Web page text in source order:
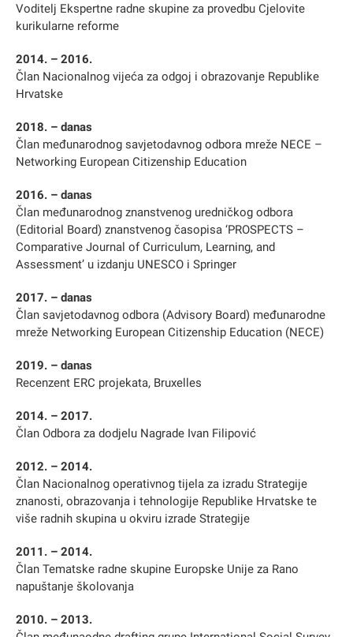
Voditelj Ekspertne radne skupine za provedbu Cjelovite
kurikularne reforme
2014. – 2016.
Član Nacionalnog vijeća za odgoj i obrazovanje Republike
Hrvatske
2018. – danas
Član međunarodnog savjetodavnog odbora mreže NECE –
Networking European Citizenship Education
2016. – danas
Član međunarodnog znanstvenog uredničkog odbora
(Editorial Board) znanstvenog časopisa ‘PROSPECTS –
Comparative Journal of Curriculum, Learning, and
Assessment’ u izdanju UNESCO i Springer
2017. – danas
Član savjetodavnog odbora (Advisory Board) međunarodne
mreže Networking European Citizenship Education (NECE)
2019. – danas
Recenzent ERC projekata, Bruxelles
2014. – 2017.
Član Odbora za dodjelu Nagrade Ivan Filipović
2012. – 2014.
Član Nacionalnog operativnog tijela za izradu Strategije
znanosti, obrazovanja i tehnologije Republike Hrvatske te
više radnih skupina u okviru izrade Strategije
2011. – 2014.
Član Tematske radne skupine Europske Unije za Rano
napuštanje školovanja
2010. – 2013.